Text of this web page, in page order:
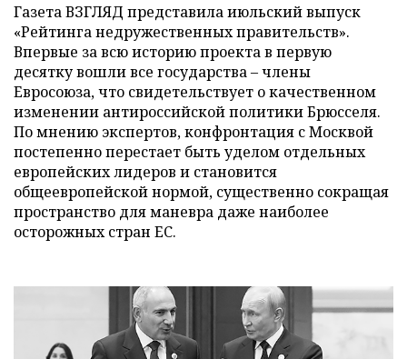
Газета ВЗГЛЯД представила июльский выпуск
«Рейтинга недружественных правительств».
Впервые за всю историю проекта в первую
десятку вошли все государства – члены
Евросоюза, что свидетельствует о качественном
изменении антироссийской политики Брюсселя.
По мнению экспертов, конфронтация с Москвой
постепенно перестает быть уделом отдельных
европейских лидеров и становится
общеевропейской нормой, существенно сокращая
пространство для маневра даже наиболее
осторожных стран ЕС.